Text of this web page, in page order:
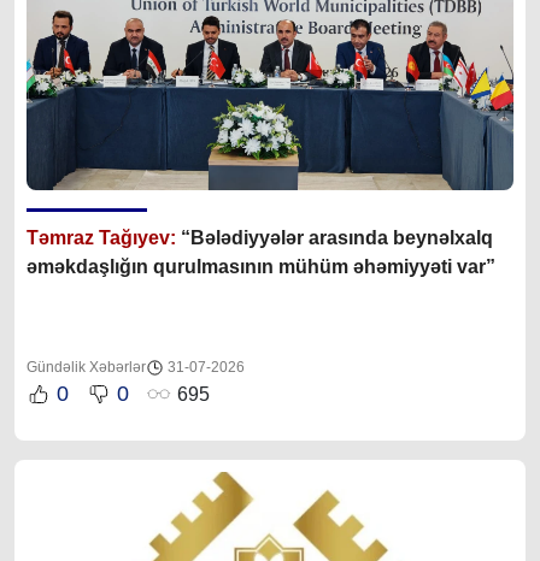
Təmraz Tağıyev: “Bələdiyyələr arasında beynəlxalq
əməkdaşlığın qurulmasının mühüm əhəmiyyəti var”
Gündəlik Xəbərlər 31-07-2026
0 0 695